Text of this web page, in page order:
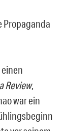
Propaganda
Review,
war ein